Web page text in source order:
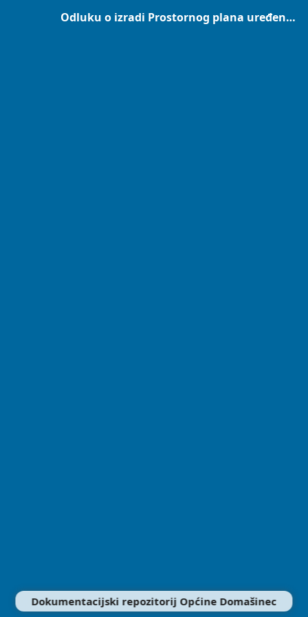
Odluku o izradi Prostornog plana uređenja Općine Domašinec.pdf
Dokumentacijski repozitorij Općine Domašinec